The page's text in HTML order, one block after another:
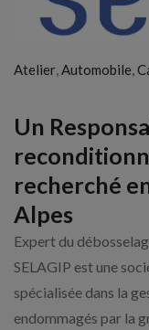
Atelier,Automobile,
Un
recherché
Alpes
Expert du
SELAGIP est une
spécialisée dans la
endommagés par la